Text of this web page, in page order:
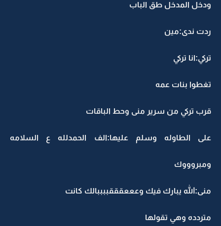
ودخل المدخل طق الباب
ردت ندى:مين
تركي:انا تركي
تغطوا بنات عمه
قرب تركي من سرير منى وحط الباقات
على الطاوله وسلم عليها:الف الحمدلله ع السلامه
ومبروووك
منى:الله يبارك فيك وعععقققببببالك كانت
متردده وهي تقولها